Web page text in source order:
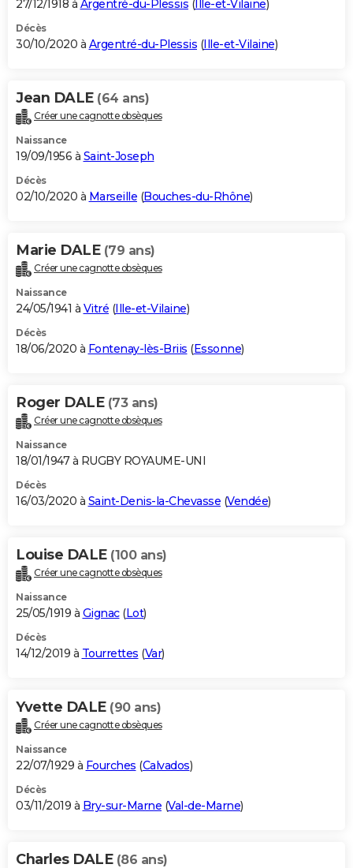
27/12/1918 à Argentré-du-Plessis ( Ille-et-Vilaine)
Décès
30/10/2020 à Argentré-du-Plessis (Ille-et-Vilaine)
Jean DALE (64 ans)
Créer une cagnotte obsèques
Naissance
19/09/1956 à Saint-Joseph
Décès
02/10/2020 à Marseille (Bouches-du-Rhône)
Marie DALE (79 ans)
Créer une cagnotte obsèques
Naissance
24/05/1941 à Vitré (Ille-et-Vilaine)
Décès
18/06/2020 à Fontenay-lès-Briis (Essonne)
Roger DALE (73 ans)
Créer une cagnotte obsèques
Naissance
18/01/1947 à RUGBY ROYAUME-UNI
Décès
16/03/2020 à Saint-Denis-la-Chevasse (Vendée)
Louise DALE (100 ans)
Créer une cagnotte obsèques
Naissance
25/05/1919 à Gignac(Lot)
Décès
14/12/2019 à Tourrettes (Var)
Yvette DALE (90 ans)
Créer une cagnotte obsèques
Naissance
22/07/1929 à Fourches (Calvados)
Décès
03/11/2019 à Bry-sur-Marne (Val-de-Marne)
Charles DALE (86 ans)